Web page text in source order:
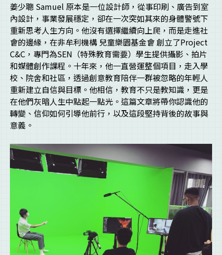
姜少聰 Samuel 原本是一位設計師，從事印刷、廣告到室
內設計，事業發展穩定，卻在一次突如其來的身體警號下
重新思考人生方向。他沒有選擇繼續向上爬，而是走進社
會的邊緣，在非牟利機構 兒童樂園基金會創立了Project
C&C，專門為SEN（特殊教育需要）學生提供攝影、拍片
和媒體創作課程。十年來，他一直營運整個項目，走入學
校、院舍和社區，透過創意教育陪伴一群被忽略的年輕人
重新建立自信與目標。他相信，教育不只是教知識，更是
在他們灰暗人生中點起一點光。這篇文章將帶你認識他的
轉變、信仰如何引導他前行，以及這段堅持背後的故事與
意義。